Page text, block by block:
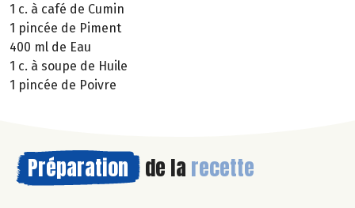
1 c. à café de Cumin
1 pincée de Piment
400 ml de Eau
1 c. à soupe de Huile
1 pincée de Poivre
Préparation de la recette